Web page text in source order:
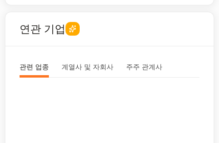
연관 기업
관련 업종 계열사 및 자회사 주주 관계사